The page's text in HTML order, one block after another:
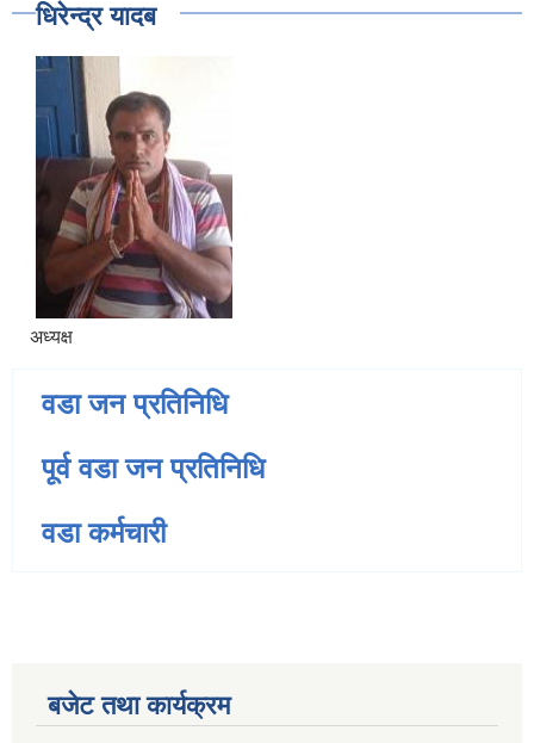
धिरेन्द्र यादब
अध्यक्ष
वडा जन प्रतिनिधि
पूर्व वडा जन प्रतिनिधि
वडा कर्मचारी
बजेट तथा कार्यक्रम